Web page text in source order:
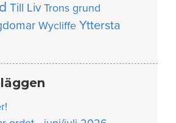
Till Liv Trons grund
Wycliffe Yttersta